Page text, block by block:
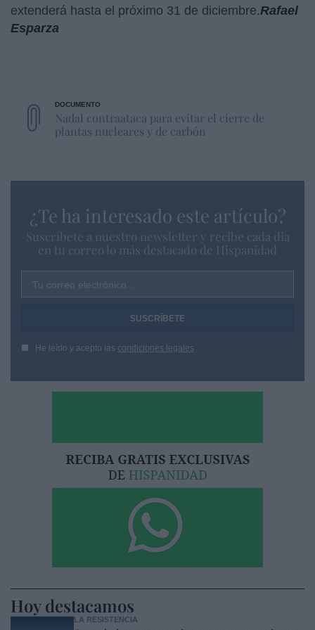
extenderá hasta el próximo 31 de diciembre.Rafael
Esparza
Nadal contraataca para evitar el cierre de
plantas nucleares y de carbón
¿Te ha interesado este artículo?
Suscríbete a nuestro newsletter y recibe cada dia
en tu correo lo más destacado de Hispanidad
Tu correo electrónico...
He leído y acepto las condiciones legales
Hoy destacamos
LA RESISTENCIA